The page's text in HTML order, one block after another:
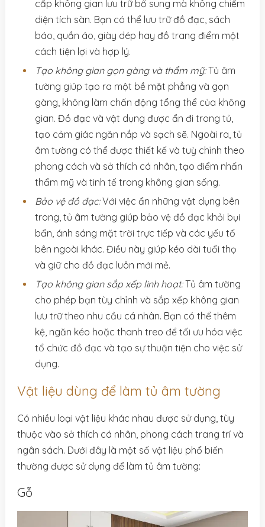
cấp không gian lưu trữ bổ sung mà không chiếm
diện tích sàn. Bạn có thể lưu trữ đồ đạc, sách
báo, quần áo, giày dép hay đồ trang điểm một
cách tiện lợi và hợp lý.
Tạo không gian gọn gàng và thẩm mỹ:Tủ âm
tường giúp tạo ra một bề mặt phẳng và gọn
gàng, không làm chấn động tổng thể của không
gian. Đồ đạc và vật dụng được ẩn đi trong tủ,
tạo cảm giác ngăn nắp và sạch sẽ. Ngoài ra, tủ
âm tường có thể được thiết kế và tuỳ chỉnh theo
phong cách và sở thích cá nhân, tạo điểm nhấn
thẩm mỹ và tinh tế trong không gian sống.
Bảo vệ đồ đạc:Với việc ẩn những vật dụng bên
trong, tủ âm tường giúp bảo vệ đồ đạc khỏi bụi
bẩn, ánh sáng mặt trời trực tiếp và các yếu tố
bên ngoài khác. Điều này giúp kéo dài tuổi thọ
và giữ cho đồ đạc luôn mới mẻ.
Tạo không gian sắp xếp linh hoạt:Tủ âm tường
cho phép bạn tùy chỉnh và sắp xếp không gian
lưu trữ theo nhu cầu cá nhân. Bạn có thể thêm
kệ, ngăn kéo hoặc thanh treo để tối ưu hóa việc
tổ chức đồ đạc và tạo sự thuận tiện cho việc sử
dụng.
Vật liệu dùng để làm tủ âm tường
Có nhiều loại vật liệu khác nhau được sử dụng, tùy
thuộc vào sở thích cá nhân, phong cách trang trí và
ngân sách. Dưới đây là một số vật liệu phổ biến
thường được sử dụng để làm tủ âm tường:
Gỗ